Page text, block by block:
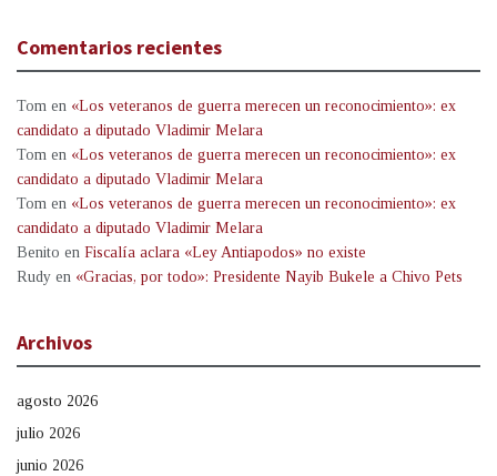
Comentarios recientes
Tom en «Los veteranos de guerra merecen un reconocimiento»: ex
candidato a diputado Vladimir Melara
Tom en «Los veteranos de guerra merecen un reconocimiento»: ex
candidato a diputado Vladimir Melara
Tom en «Los veteranos de guerra merecen un reconocimiento»: ex
candidato a diputado Vladimir Melara
Benito en Fiscalía aclara «Ley Antiapodos» no existe
Rudy en «Gracias, por todo»: Presidente Nayib Bukele a Chivo Pets
Archivos
agosto 2026
julio 2026
junio 2026